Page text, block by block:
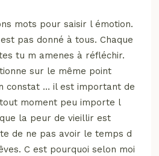
mots pour saisir l émotion.
pas donné à tous. Chaque
tu m amenes à réfléchir.
sur le même point
constat … il est important de
moment peu importe l
la peur de vieillir est
de ne pas avoir le temps d
C est pourquoi selon moi